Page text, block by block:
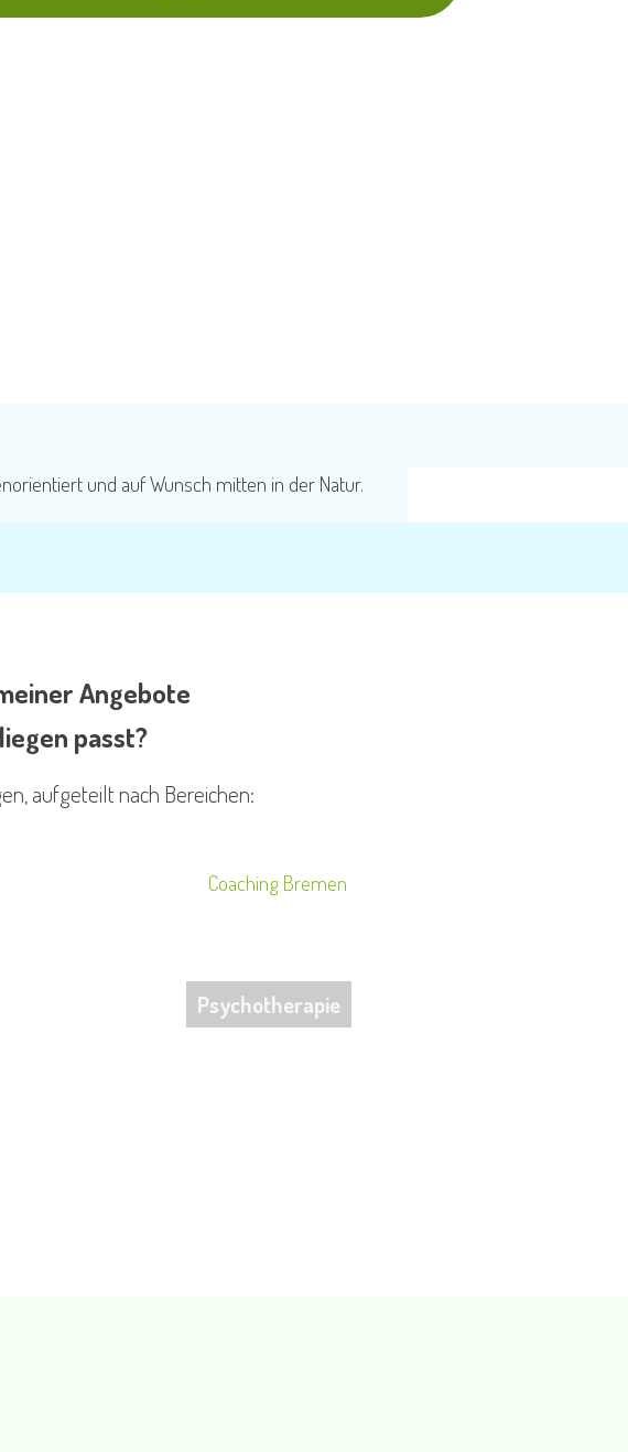
Impulsen.und auf Wunsch mitten in der Natur.
Angebote
passt?
aufgeteilt nach Bereichen:
Psychotherapie